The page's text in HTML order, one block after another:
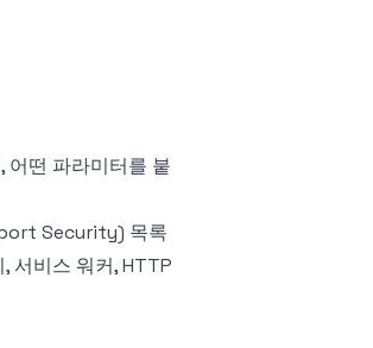
어떤 파라미터를 붙
Security) 목록
서비스 워커, HTTP